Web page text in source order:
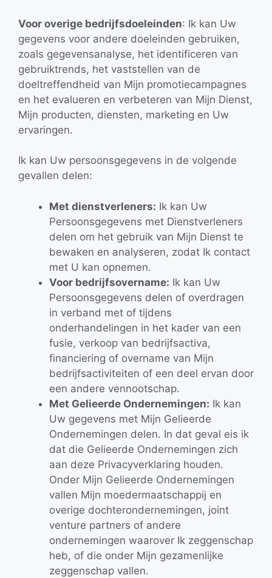
Voor overige bedrijfsdoeleinden: Ik kan Uw
gegevens voor andere doeleinden gebruiken,
zoals gegevensanalyse, het identificeren van
gebruiktrends, het vaststellen van de
doeltreffendheid van Mijn promotiecampagnes
en het evalueren en verbeteren van Mijn Dienst,
Mijn producten, diensten, marketing en Uw
ervaringen.
Ik kan Uw persoonsgegevens in de volgende
gevallen delen:
Met dienstverleners: Ik kan Uw
Persoonsgegevens met Dienstverleners
delen om het gebruik van Mijn Dienst te
bewaken en analyseren, zodat Ik contact
met U kan opnemen.
Voor bedrijfsovername: Ik kan Uw
Persoonsgegevens delen of overdragen
in verband met of tijdens
onderhandelingen in het kader van een
fusie, verkoop van bedrijfsactiva,
financiering of overname van Mijn
bedrijfsactiviteiten of een deel ervan door
een andere vennootschap.
Met Gelieerde Ondernemingen: Ik kan
Uw gegevens met Mijn Gelieerde
Ondernemingen delen. In dat geval eis ik
dat die Gelieerde Ondernemingen zich
aan deze Privacyverklaring houden.
Onder Mijn Gelieerde Ondernemingen
vallen Mijn moedermaatschappij en
overige dochterondernemingen, joint
venture partners of andere
ondernemingen waarover Ik zeggenschap
heb, of die onder Mijn gezamenlijke
zeggenschap vallen.